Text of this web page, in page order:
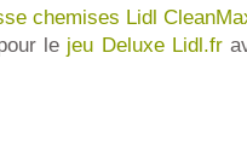
chemises Lidl
le jeu Deluxe Lidl.fr